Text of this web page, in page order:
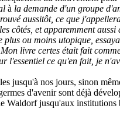
à la demande d'un groupe
aussitôt, ce que
côtés, et apparemment
ou moins utopique,
livre certes était fait
ce qu'en fait, je
jusqu'à nos jours, sinon
d'avenir sont déjà
jusqu'aux institutions